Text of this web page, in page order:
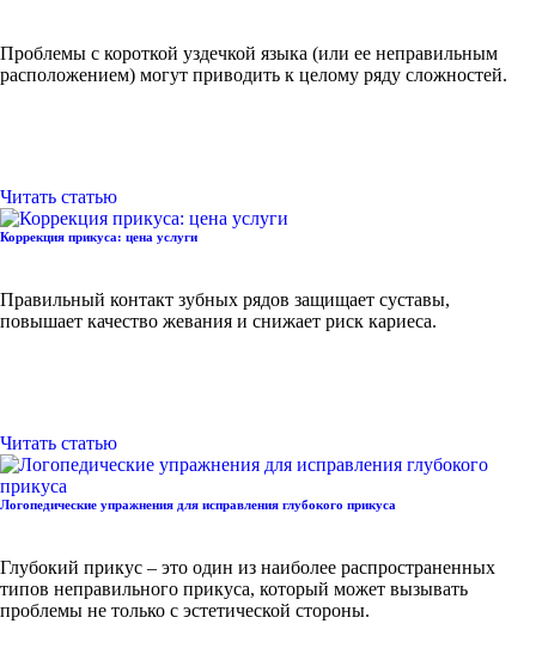
Проблемы с короткой уздечкой языка (или ее неправильным
расположением) могут приводить к целому ряду сложностей.
Читать статью
Коррекция прикуса: цена услуги
Правильный контакт зубных рядов защищает суставы,
повышает качество жевания и снижает риск кариеса.
Читать статью
Логопедические упражнения для исправления глубокого прикуса
Глубокий прикус – это один из наиболее распространенных
типов неправильного прикуса, который может вызывать
проблемы не только с эстетической стороны.